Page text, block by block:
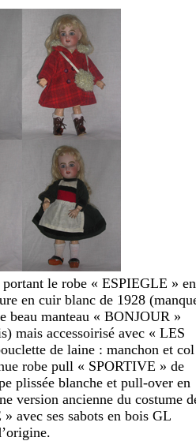
le robe « ESPIEGLE » en
en cuir blanc de 1928
beau manteau « BONJOUR »
mais accessoirisé avec « LES
de laine : manchon et col
robe pull « SPORTIVE » de
plissée blanche et pull-over en
version ancienne du costume
avec ses sabots en bois GL